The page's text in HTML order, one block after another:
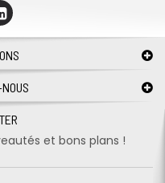
et bons plans !